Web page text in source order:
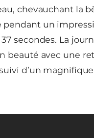
chevauchant la
pendant un
secondes. La
beauté avec une
d’un